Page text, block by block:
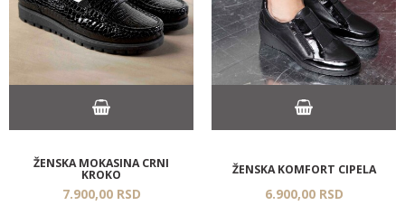
ŽENSKA MOKASINA CRNI
KROKO
7.900,00 RSD
ŽENSKA KOMFORT CIPELA
6.900,00 RSD